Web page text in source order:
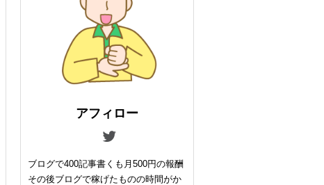
アフィロー
ブログで400記事書くも月500円の報酬
その後ブログで稼げたものの時間がか